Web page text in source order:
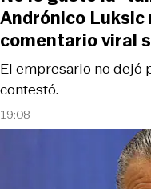
19:08
El empresario no dejó
contestó.
Andrónico
comentario viral